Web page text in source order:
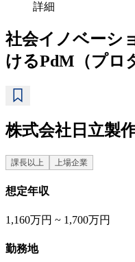
詳細
社会イノベーシ
けるPdM（プロ
株式会社日立製
課長以上 上場企業
想定年収
1,160万円 ~ 1,700万円
勤務地